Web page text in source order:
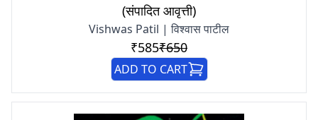
(संपादित आवृत्ती)
Vishwas Patil | विश्वास पाटील
₹585₹650
ADD TO CART